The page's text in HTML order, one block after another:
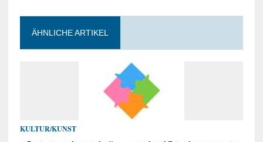
ÄHNLICHE ARTIKEL
KULTUR/KUNST